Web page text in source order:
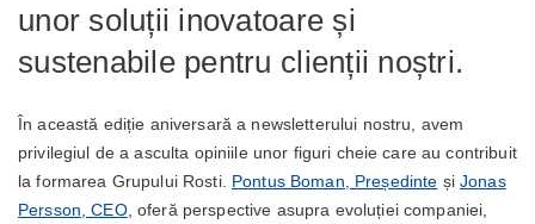
unor soluții inovatoare și
sustenabile pentru clienții noștri.
În această ediție aniversară a newsletterului nostru, avem
privilegiul de a asculta opiniile unor figuri cheie care au contribuit
la formarea Grupului Rosti. Pontus Boman, Președinte și Jonas
Persson, CEO, oferă perspective asupra evoluției companiei,